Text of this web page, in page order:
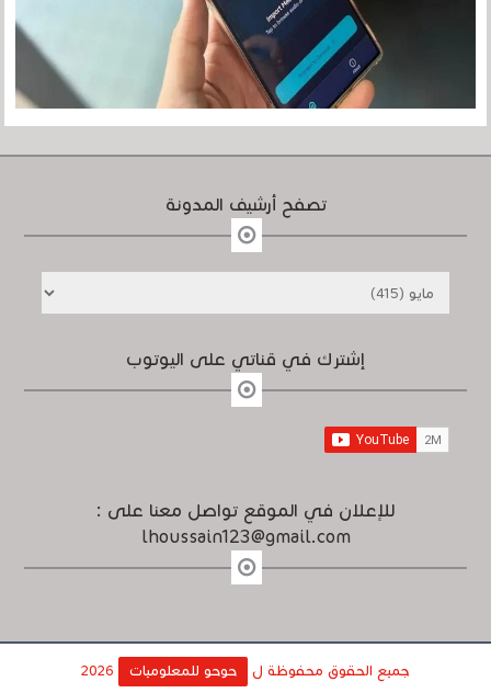
تصفح أرشيف المدونة
إشترك في قناتي على اليوتوب
للإعلان في الموقع تواصل معنا على :
lhoussain123@gmail.com
جميع الحقوق محفوظة ل حوحو للمعلوميات